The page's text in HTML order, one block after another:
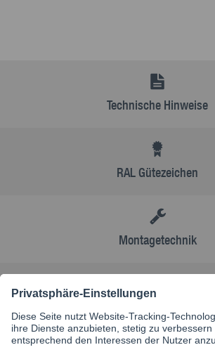
Technische Hinweise
RAL Gütezeichen
Montagetechnik